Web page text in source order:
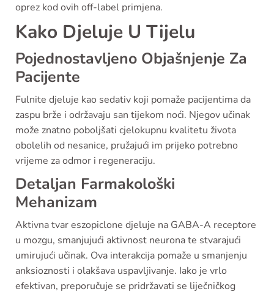
oprez kod ovih off-label primjena.
Kako Djeluje U Tijelu
Pojednostavljeno Objašnjenje Za
Pacijente
Fulnite djeluje kao sedativ koji pomaže pacijentima da
zaspu brže i održavaju san tijekom noći. Njegov učinak
može znatno poboljšati cjelokupnu kvalitetu života
obolelih od nesanice, pružajući im prijeko potrebno
vrijeme za odmor i regeneraciju.
Detaljan Farmakološki
Mehanizam
Aktivna tvar eszopiclone djeluje na GABA-A receptore
u mozgu, smanjujući aktivnost neurona te stvarajući
umirujući učinak. Ova interakcija pomaže u smanjenju
anksioznosti i olakšava uspavljivanje. Iako je vrlo
efektivan, preporučuje se pridržavati se liječničkog